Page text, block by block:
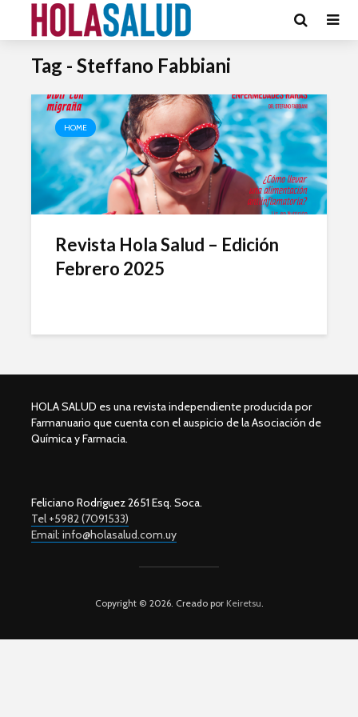
Tag - Steffano Fabbiani
HOME
Revista Hola Salud – Edición
Febrero 2025
HOLA SALUD es una revista independiente producida por
Farmanuario que cuenta con el auspicio de la Asociación de
Química y Farmacia.
Feliciano Rodríguez 2651 Esq. Soca.
Tel +5982 (7091533)
Email: info@holasalud.com.uy
Copyright © 2026. Creado porKeiretsu.